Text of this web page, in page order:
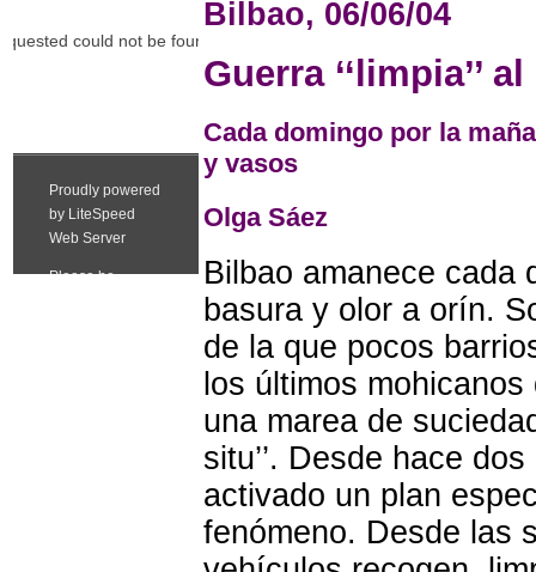
Bilbao, 06/06/04
Guerra ‘‘limpia’’
Cada domingo por la
y vasos
Olga Sáez
Bilbao amanece cada
basura y olor a orín.
de la que pocos
los últimos
una marea de
situ’’. Desde hace
activado un plan
fenómeno. Desde las